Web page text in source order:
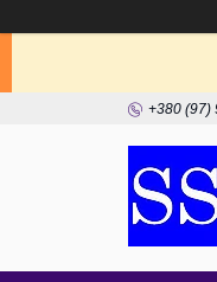
+380 (97)